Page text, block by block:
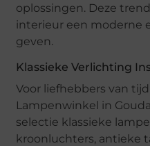
oplossingen. Deze
interieur een moderne
geven.
Klassieke Verlichting
Voor liefhebbers van
Lampenwinkel in
selectie klassieke
kroonluchters, antieke